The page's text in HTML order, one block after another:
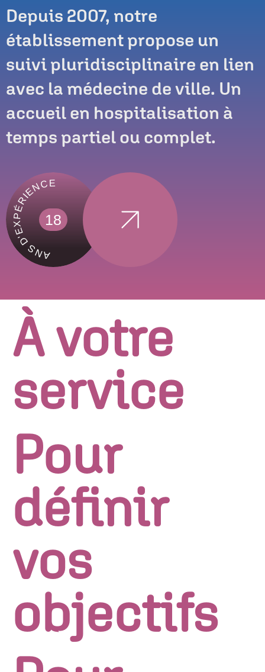
Depuis 2007, notre
établissement propose un
suivi pluridisciplinaire en lien
avec la médecine de ville. Un
accueil en hospitalisation à
temps partiel ou complet.
ANS D'EXPÉRIENCE
18
À votre
service
Pour
définir
vos
objectifs